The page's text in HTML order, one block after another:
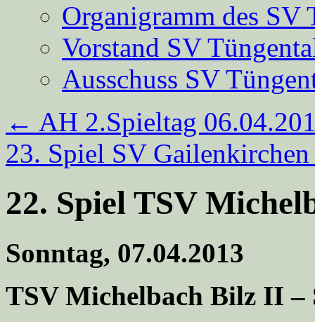
Organigramm des SV
Vorstand SV
Ausschuss SV
← AH 2.Spieltag
23. Spiel SV
22. Spiel TSV
Sonntag, 07.04.2013
TSV Michelbach Bilz II –